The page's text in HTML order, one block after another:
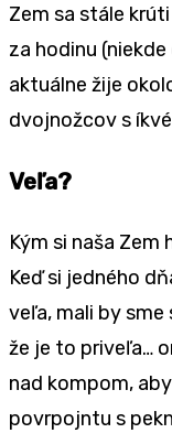
Zem sa stále
za hodinu
aktuálne žije
dvojnožcov s
Veľa?
Kým si naša
Keď si jedného
veľa, mali by
že je to priveľa…
nad kompom,
povrpojntu s